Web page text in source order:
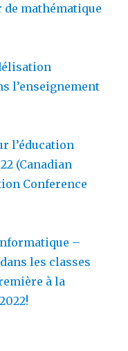
mathématique
l’enseignement
l’éducation
(Canadian
Conference
–
les classes
à la